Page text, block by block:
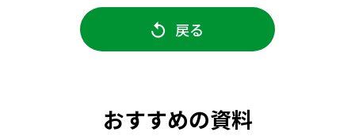
戻る
おすすめの資料